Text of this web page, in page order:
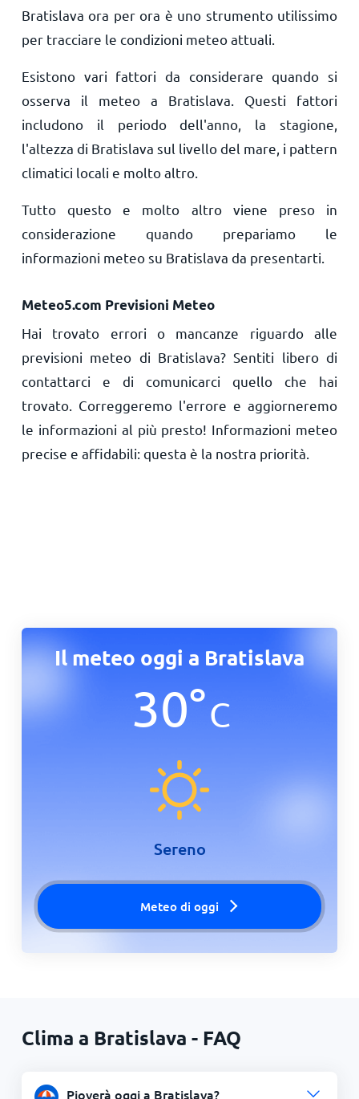
Bratislava ora per ora è uno strumento utilissimo
per tracciare le condizioni meteo attuali.
Esistono vari fattori da considerare quando si
osserva il meteo a Bratislava. Questi fattori
includono il periodo dell'anno, la stagione,
l'altezza di Bratislava sul livello del mare, i pattern
climatici locali e molto altro.
Tutto questo e molto altro viene preso in
considerazione quando prepariamo le
informazioni meteo su Bratislava da presentarti.
Meteo5.com Previsioni Meteo
Hai trovato errori o mancanze riguardo alle
previsioni meteo di Bratislava? Sentiti libero di
contattarci e di comunicarci quello che hai
trovato. Correggeremo l'errore e aggiorneremo
le informazioni al più presto! Informazioni meteo
precise e affidabili: questa è la nostra priorità.
Il meteo oggi a Bratislava
30°C
Sereno
Meteo di oggi
Clima a Bratislava - FAQ
Pioverà oggi a Bratislava?